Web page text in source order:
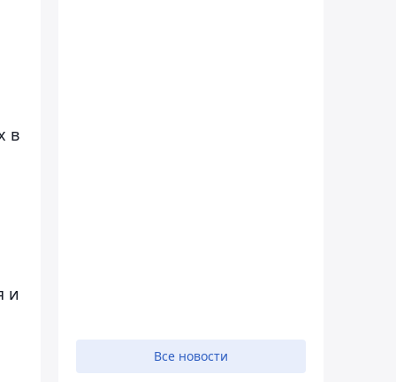
в
и
Все новости